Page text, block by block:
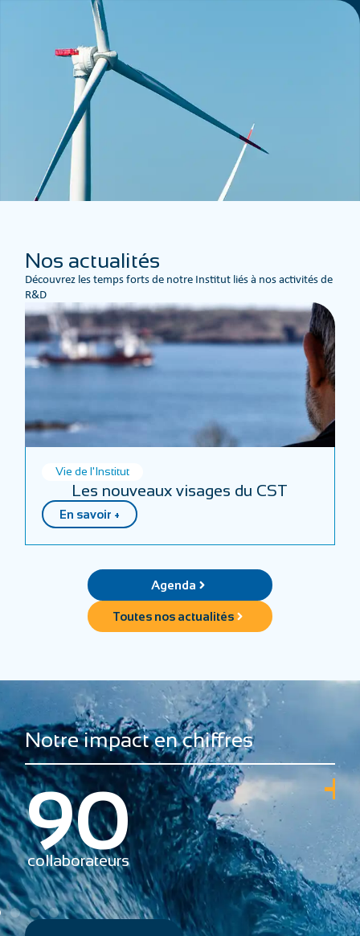
Nos actualités
Découvrez les temps forts de notre Institut liés à nos activités de
R&D
Vie de l'Institut
Les nouveaux visages du CST
En savoir +
Agenda
Toutes nos actualités
Notre impact en chiffres
+ 2
partenaires en France
et à l’international